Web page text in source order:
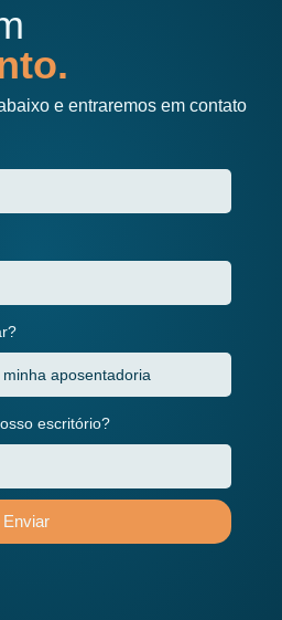
e entraremos em contato
escritório?
Enviar